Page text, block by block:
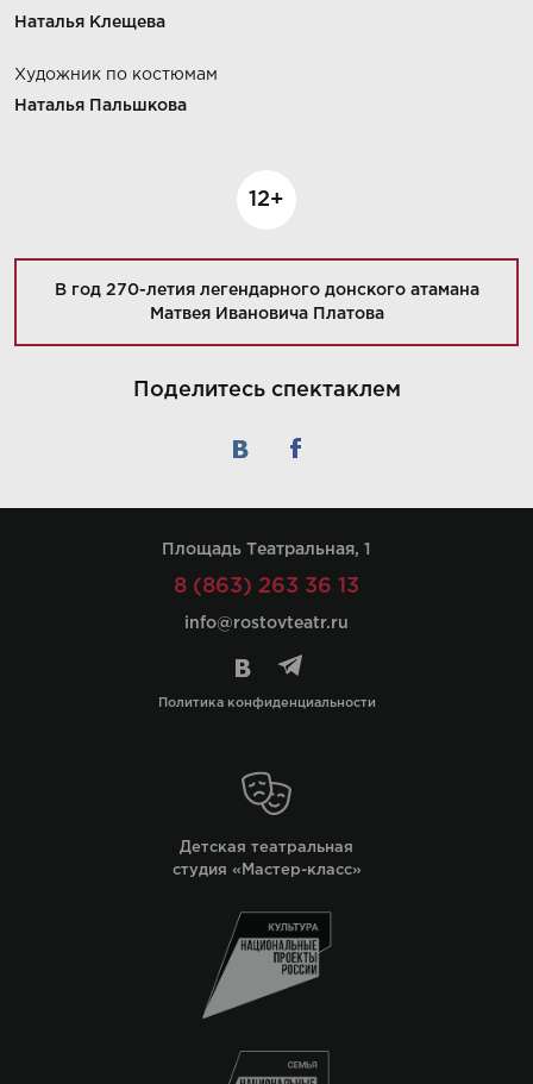
Наталья Клещева
Художник по костюмам
Наталья Пальшкова
12+
В год 270-летия легендарного донского атамана
Матвея Ивановича Платова
Поделитесь спектаклем
Площадь Театральная, 1
8 (863) 263 36 13
info@rostovteatr.ru
Политика конфиденциальности
Детская театральная
студия «Мастер-класс»